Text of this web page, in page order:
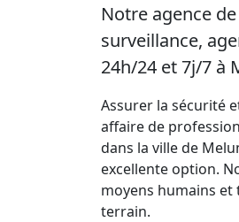
Notre agence
surveillance,
24h/24 et 7j/7 à
Assurer la sécurité
affaire de
dans la ville de
excellente option.
moyens humains
terrain.